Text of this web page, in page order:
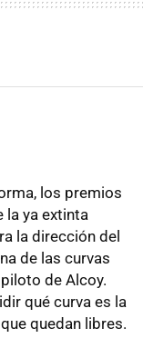
los premios
la ya extinta
la dirección del
de las curvas
de Alcoy.
qué curva es la
quedan libres.